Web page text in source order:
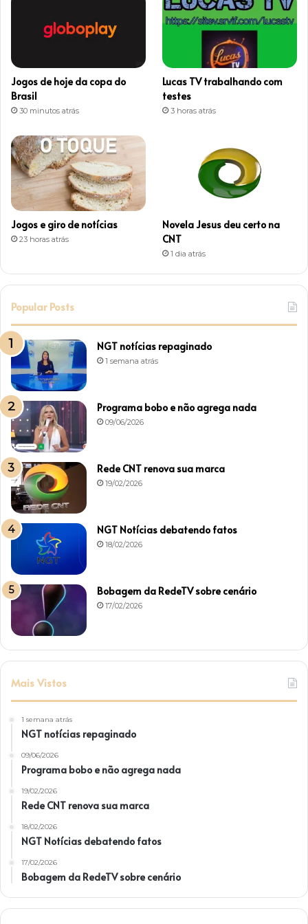
a
r
a
Jogos de hoje da copa do
Brasil
30 minutos atrás
Lucas TV trabalhando com
testes
3 horas atrás
Jogos e giro de notícias
23 horas atrás
Novela Jesus deu certo na
CNT
1 dia atrás
Popular Posts
NGT notícias repaginado
1 semana atrás
Programa bobo e não agrega nada
09/06/2026
Rede CNT renova sua marca
19/02/2026
NGT Notícias debatendo fatos
18/02/2026
Bobagem da RedeTV sobre cenário
17/02/2026
Mais Vistos
1 semana atrás
NGT notícias repaginado
09/06/2026
Programa bobo e não agrega nada
19/02/2026
Rede CNT renova sua marca
18/02/2026
NGT Notícias debatendo fatos
17/02/2026
Bobagem da RedeTV sobre cenário